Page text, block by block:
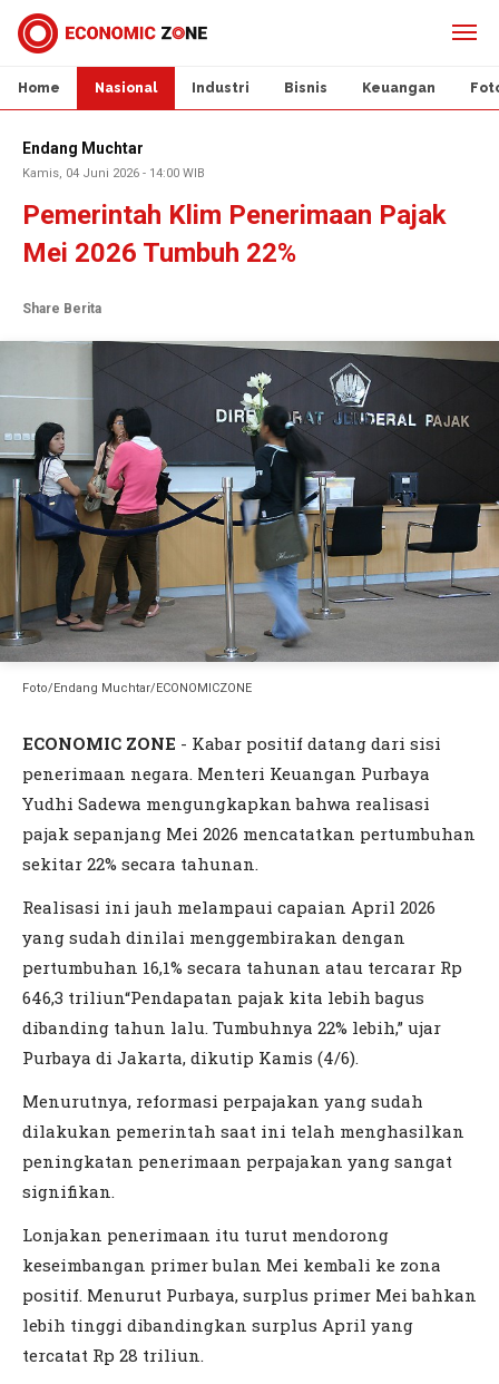
Home Nasional Industri Bisnis Keuangan
Endang Muchtar
Kamis, 04 Juni 2026 - 14:00 WIB
Pemerintah Klim Penerimaan Pajak
Mei 2026 Tumbuh 22%
Share Berita
Foto/Endang Muchtar/ECONOMICZONE
ECONOMIC ZONE - Kabar positif datang dari sisi
penerimaan negara. Menteri Keuangan Purbaya
Yudhi Sadewa mengungkapkan bahwa realisasi
pajak sepanjang Mei 2026 mencatatkan pertumbuhan
sekitar 22% secara tahunan.
Realisasi ini jauh melampaui capaian April 2026
yang sudah dinilai menggembirakan dengan
pertumbuhan 16,1% secara tahunan atau tercarar Rp
646,3 triliun“Pendapatan pajak kita lebih bagus
dibanding tahun lalu. Tumbuhnya 22% lebih,” ujar
Purbaya di Jakarta, dikutip Kamis (4/6).
Menurutnya, reformasi perpajakan yang sudah
dilakukan pemerintah saat ini telah menghasilkan
peningkatan penerimaan perpajakan yang sangat
signifikan.
Lonjakan penerimaan itu turut mendorong
keseimbangan primer bulan Mei kembali ke zona
positif. Menurut Purbaya, surplus primer Mei bahkan
lebih tinggi dibandingkan surplus April yang
tercatat Rp 28 triliun.